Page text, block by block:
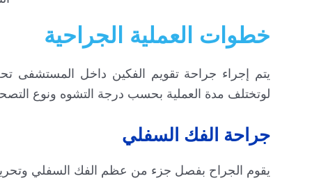
خطوات العملية الجراحية
يتم إجراء جراحة تقويم الفكين داخل المستشفى
لوتختلف مدة العملية بحسب درجة التشوه ونوع
جراحة الفك السفلي
يقوم الجراح بفصل جزء من عظم الفك السفلي